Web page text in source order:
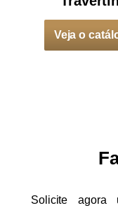
Veja o
Solicite agora